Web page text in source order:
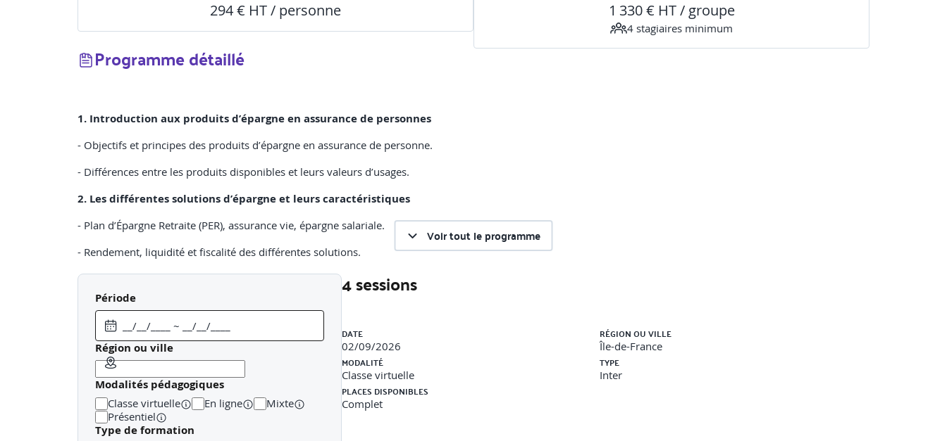
294 € HT / personne 1 330 € HT / groupe
4 stagiaires minimum
Programme détaillé
1. Introduction aux produits d’épargne en assurance de personnes
- Objectifs et principes des produits d’épargne en assurance de personne.
- Différences entre les produits disponibles et leurs valeurs d’usages.
2. Les différentes solutions d’épargne et leurs caractéristiques
- Plan d’Épargne Retraite (PER), assurance vie, épargne salariale.
- Rendement, liquidité et fiscalité des différentes solutions.
3. Fiscalité et optimisation des produits d’épargne
- Imposition des versements et des retraits.
- Stratégies d’arbitrage et de défiscalisation.
4. Techniques de conseil et gestion des objections
- Identifier les attentes du client et adapter son discours.
- Construire une approche pédagogique et rassurante.
Voir tout le programme
Période
Région ou ville
Modalités pédagogiques
Classe virtuelle En ligne
Mixte
Présentiel
Type de formation
4 sessions
DATE
02/09/2026
RÉGION OU VILLE
Île-de-France
MODALITÉ
Classe virtuelle
TYPE
Inter
PLACES DISPONIBLES
Complet